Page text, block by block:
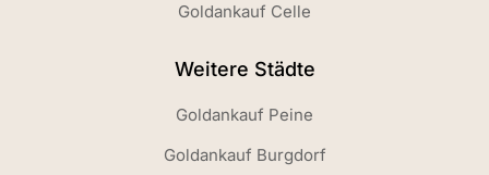
Goldankauf Celle
Weitere Städte
Goldankauf Peine
Goldankauf Burgdorf